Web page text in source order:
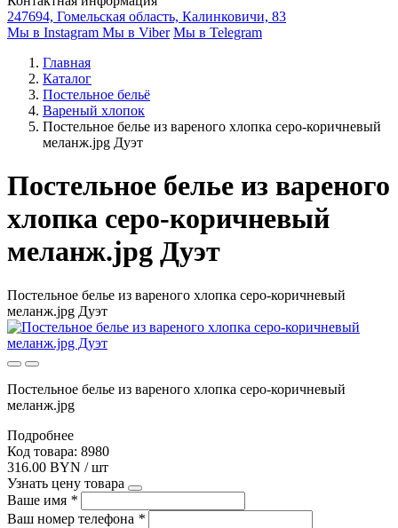
247694, Гомельская область, Калинковичи, 83
Мы в Instagram Мы в Viber Мы в Telegram
Главная
Каталог
Постельное бельё
Вареный хлопок
Постельное белье из вареного хлопка серо-коричневый
меланж.jpg Дуэт
Постельное белье из вареного
хлопка серо-коричневый
меланж.jpg Дуэт
Постельное белье из вареного хлопка серо-коричневый
меланж.jpg Дуэт
Постельное белье из вареного хлопка серо-коричневый
меланж.jpg
Подробнее
Код товара: 8980
316.00 BYN / шт
Узнать цену товара
Ваше имя *
Ваш номер телефона *